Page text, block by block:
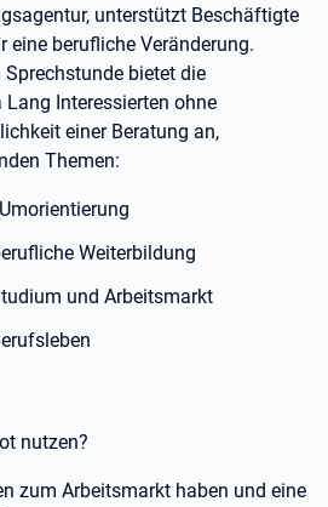
unterstützt Beschäftigte
eine berufliche Veränderung.
bietet die
Interessierten ohne
einer Beratung an,
Themen:
Weiterbildung
und Arbeitsmarkt
nutzen?
zum Arbeitsmarkt haben und eine